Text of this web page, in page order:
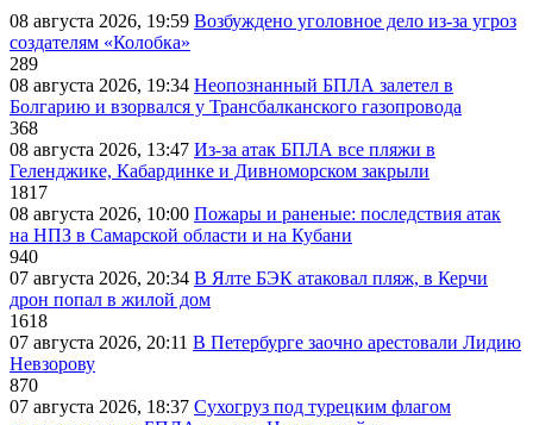
08 августа 2026, 19:59 Возбуждено уголовное дело из-за угроз
создателям «Колобка»
289
08 августа 2026, 19:34 Неопознанный БПЛА залетел в
Болгарию и взорвался у Трансбалканского газопровода
368
08 августа 2026, 13:47 Из-за атак БПЛА все пляжи в
Геленджике, Кабардинке и Дивноморском закрыли
1817
08 августа 2026, 10:00 Пожары и раненые: последствия атак
на НПЗ в Самарской области и на Кубани
940
07 августа 2026, 20:34 В Ялте БЭК атаковал пляж, в Керчи
дрон попал в жилой дом
1618
07 августа 2026, 20:11 В Петербурге заочно арестовали Лидию
Невзорову
870
07 августа 2026, 18:37 Сухогруз под турецким флагом